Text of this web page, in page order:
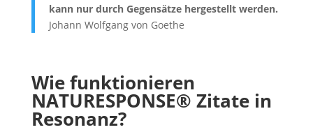
kann nur durch Gegensätze hergestellt werden.
Johann Wolfgang von Goethe
Wie funktionieren
NATURESPONSE® Zitate in
Resonanz?